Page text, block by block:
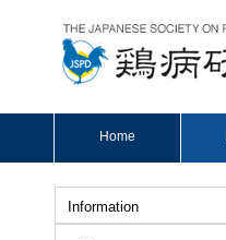
Home
Information